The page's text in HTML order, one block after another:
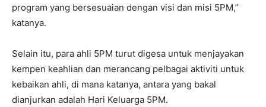
program yang bersesuaian dengan visi dan misi 5PM,”
katanya.
Selain itu, para ahli 5PM turut digesa untuk menjayakan
kempen keahlian dan merancang pelbagai aktiviti untuk
kebaikan ahli, di mana katanya, antara yang bakal
dianjurkan adalah Hari Keluarga 5PM.